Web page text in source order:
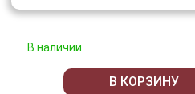
В наличии
В КОРЗИНУ